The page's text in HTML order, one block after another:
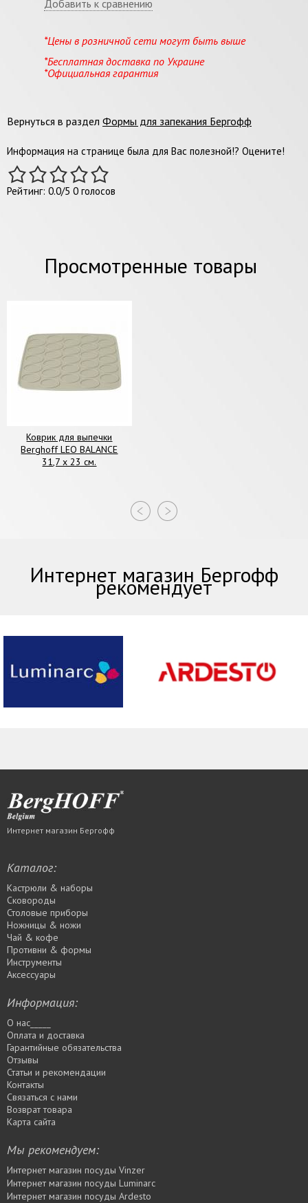
Добавить к сравнению
*Цены в розничной сети могут быть выше
*Бесплатная доставка по Украине
*Официальная гарантия
Вернуться в раздел Формы для запекания Бергофф
Информация на странице была для Вас полезной!? Оцените!
Рейтинг: 0.0/5 0 голосов
Просмотренные товары
Коврик для выпечки
Berghoff LEO BALANCE
31,7 х 23 см.
Интернет магазин Бергофф
рекомендует
Интернет магазин Бергофф
Каталог:
Кастрюли & наборы
Сковороды
Столовые приборы
Ножницы & ножи
Чай & кофе
Противни & формы
Инструменты
Аксессуары
Информация:
О нас_____
Оплата и доставка
Гарантийные обязательства
Отзывы
Статьи и рекомендации
Контакты
Связаться с нами
Возврат товара
Карта сайта
Мы рекомендуем:
Интернет магазин посуды Vinzer
Интернет магазин посуды Luminarc
Интернет магазин посуды Ardesto